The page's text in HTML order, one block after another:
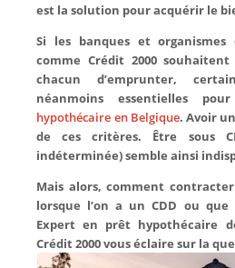
est la solution pour acquérir le
Si les banques et
comme Crédit 2000
chacun d’emprunter,
néanmoins essentielles
hypothécaire en Belgique. Avoir
de ces critères. Être sous
indéterminée) semble ainsi
Mais alors, comment
lorsque l’on a un CDD ou que
Expert en prêt hypothécaire
Crédit 2000 vous éclaire sur la